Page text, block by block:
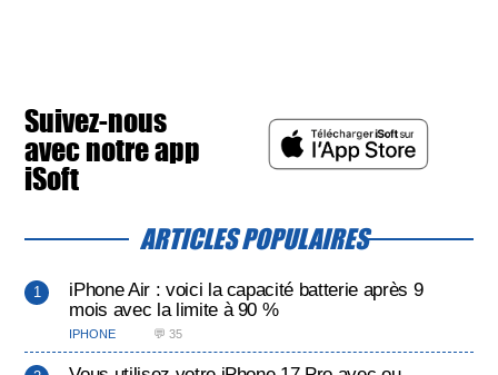
Suivez-nous
avec notre app
iSoft
ARTICLES POPULAIRES
iPhone Air : voici la capacité batterie après 9
mois avec la limite à 90 %
IPHONE 💬 35